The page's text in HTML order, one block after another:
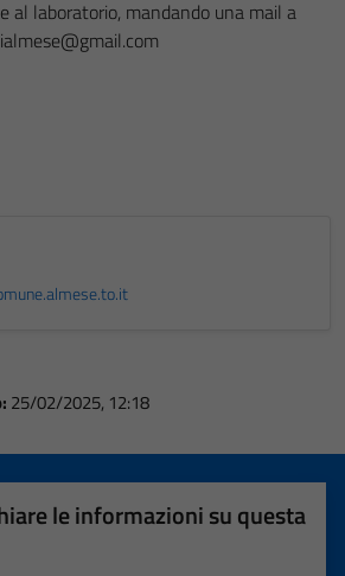
al laboratorio, mandando una mail a
25/02/2025, 12:18
le informazioni su questa